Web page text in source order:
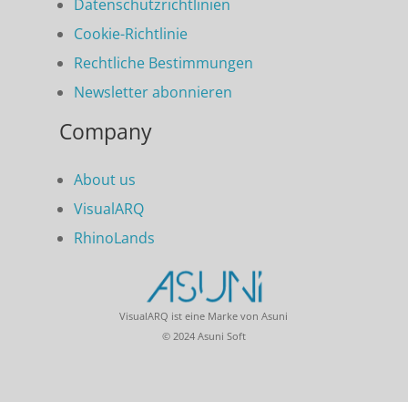
Datenschutzrichtlinien
Cookie-Richtlinie
Rechtliche Bestimmungen
Newsletter abonnieren
Company
About us
VisualARQ
RhinoLands
VisualARQ ist eine Marke von Asuni
© 2024 Asuni Soft